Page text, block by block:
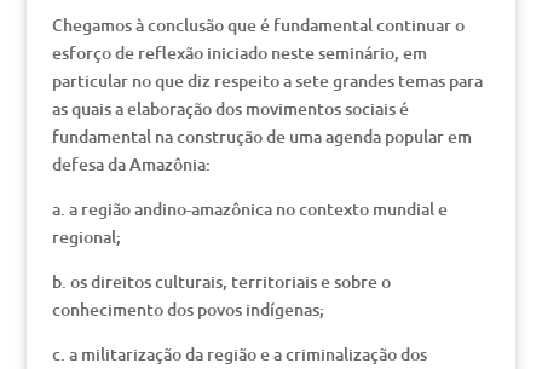
Chegamos à conclusão que é fundamental continuar o
esforço de reflexão iniciado neste seminário, em
particular no que diz respeito a sete grandes temas para
as quais a elaboração dos movimentos sociais é
fundamental na construção de uma agenda popular em
defesa da Amazônia:
a. a região andino-amazônica no contexto mundial e
regional;
b. os direitos culturais, territoriais e sobre o
conhecimento dos povos indígenas;
c. a militarização da região e a criminalização dos